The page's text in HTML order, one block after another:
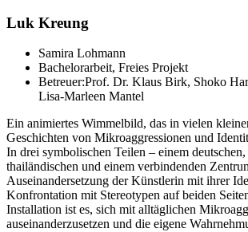
Luk Kreung
Samira Lohmann
Bachelorarbeit, Freies Projekt
Betreuer:Prof. Dr. Klaus Birk, Shoko
Lisa-Marleen Mantel
Ein animiertes Wimmelbild, das in vielen
Geschichten von Mikroaggressionen und
In drei symbolischen Teilen – einem
thailändischen und einem verbindenden
Auseinandersetzung der Künstlerin mit ihrer
Konfrontation mit Stereotypen auf beiden
Installation ist es, sich mit alltäglichen
auseinanderzusetzen und die eigene